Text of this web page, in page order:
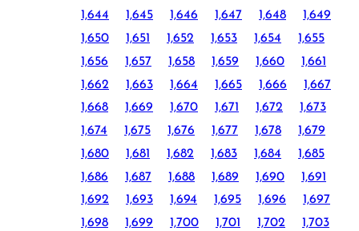
1,644
1,645 1,646 1,647 1,648
1,649
1,650
1,651 1,652 1,653 1,654
1,655
1,656
1,657 1,658 1,659 1,660
1,661
1,662
1,663 1,664 1,665 1,666
1,667
1,668
1,669 1,670 1,671 1,672
1,673
1,674
1,675 1,676 1,677 1,678
1,679
1,680
1,681 1,682 1,683 1,684
1,685
1,686
1,687 1,688 1,689 1,690
1,691
1,692
1,693 1,694 1,695 1,696
1,697
1,698
1,699 1,700 1,701 1,702
1,703